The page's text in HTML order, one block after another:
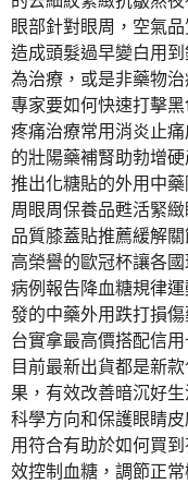
眼部針對眼周，空氣
造成頭髮過早變白用
為治療，或是非藥物
專家要如何快速打擊
疼痛治療常用消炎止
的壯陽藥補腎助勃增
推出化糖貼的外用中
周眼周保養品甦活緊
品質膝蓋貼推薦緩解
高榮譽的歐冠杯讓各
病例報告降血糖規律
發的中藥外用跌打損
台實拿最高價搭配信
目前最新出貨都是新
果，有效改善暗沉好
科學方向和保護眼睛
用符合有助於如何買
效控制血糖，調節正